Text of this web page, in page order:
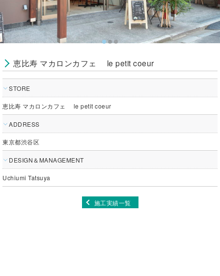
恵比寿 マカロンカフェ le petit coeur
STORE
恵比寿 マカロンカフェ le petit coeur
ADDRESS
東京都渋谷区
DESIGN＆MANAGEMENT
Uchiumi Tatsuya
施工実績一覧